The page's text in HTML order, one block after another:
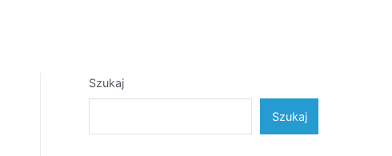
Szukaj
Szukaj